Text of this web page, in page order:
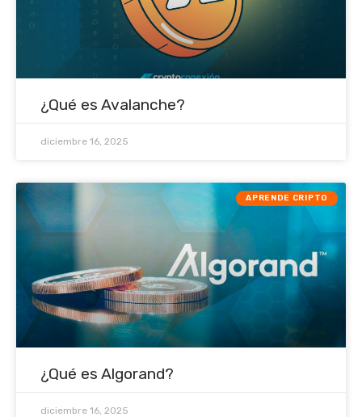
¿Qué es Avalanche?
diciembre 16, 2025
APRENDE CRIPTO
¿Qué es Algorand?
diciembre 16, 2025